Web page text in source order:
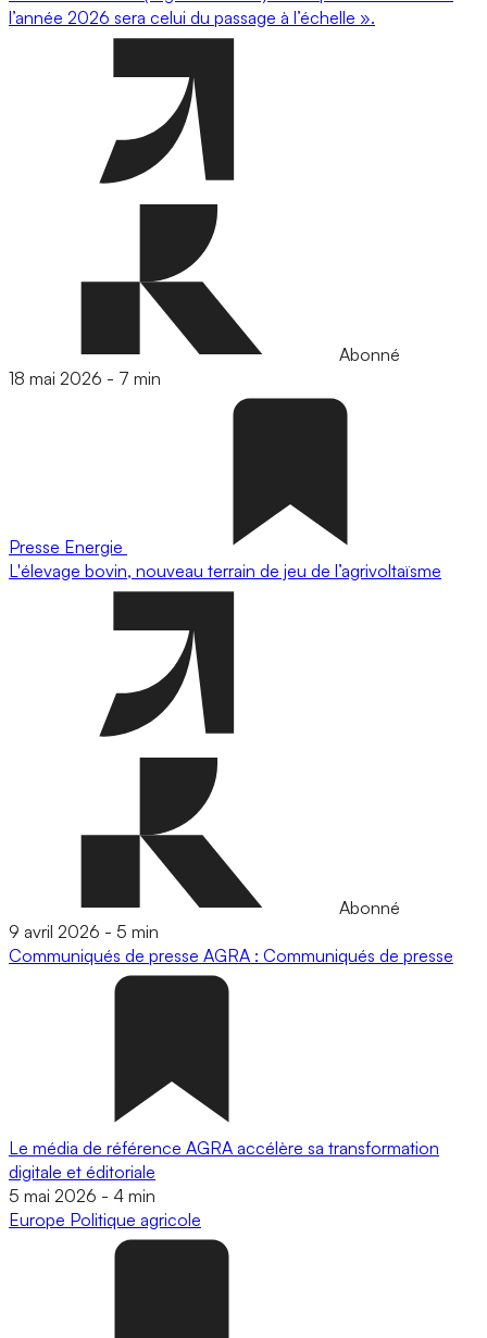
l’année 2026 sera celui du passage à l’échelle ».
Abonné
18 mai 2026 - 7 min
Presse Energie
L'élevage bovin, nouveau terrain de jeu de l’agrivoltaïsme
Abonné
9 avril 2026 - 5 min
Communiqués de presse AGRA : Communiqués de presse
Le média de référence AGRA accélère sa transformation
digitale et éditoriale
5 mai 2026 - 4 min
Europe Politique agricole